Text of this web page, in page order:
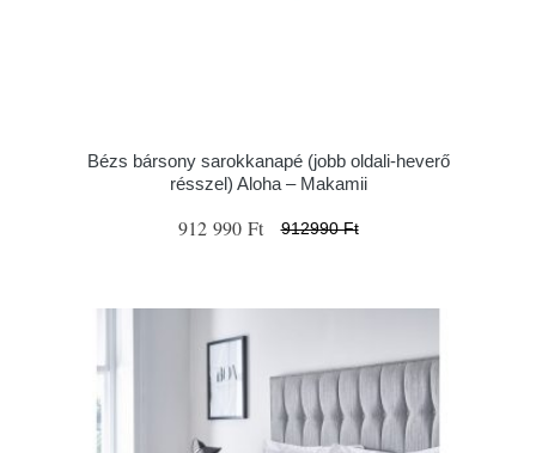
Bézs bársony sarokkanapé (jobb oldali-heverő
résszel) Aloha – Makamii
912 990 Ft 912990 Ft